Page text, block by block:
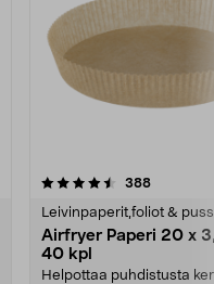
388arvostelut
Leivinpaperit,foliot &
Airfryer Paperi 20 x
40 kpl
Helpottaa puhdistusta
4.0 viidestä